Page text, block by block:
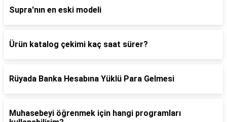
Supra'nın en eski modeli
Ürün katalog çekimi kaç saat sürer?
Rüyada Banka Hesabına Yüklü Para Gelmesi
Muhasebeyi öğrenmek için hangi programları